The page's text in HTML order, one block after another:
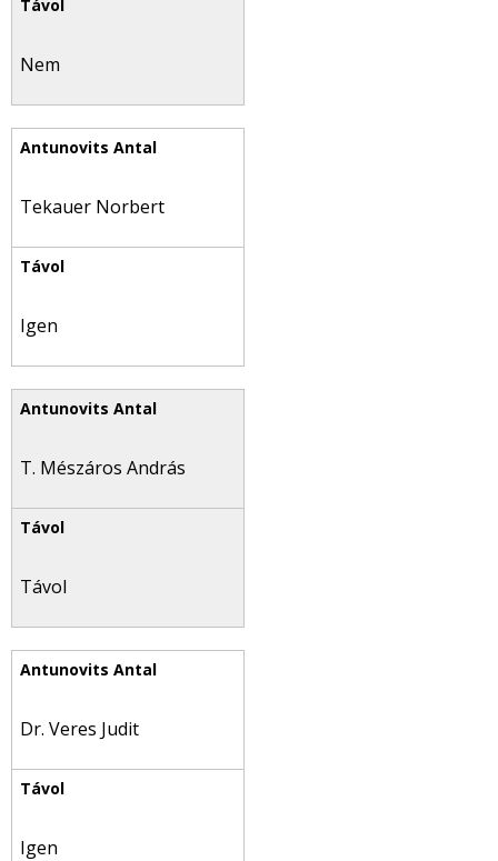
Nem
Tekauer Norbert
Igen
T. Mészáros András
Távol
Dr. Veres Judit
Igen